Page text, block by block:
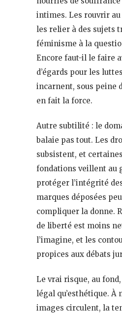
intimes. Les rouvrir
les relier à des sujets
féminisme à la
Encore faut-il le faire
d’égards pour les
incarnent, sous peine
en fait la force.
Autre subtilité : le
balaie pas tout. Les
subsistent, et
fondations veillent au
protéger l’intégrité
marques déposées
compliquer la donne.
de liberté est moins
l’imagine, et les
propices aux débats
Le vrai risque, au fond,
légal qu’esthétique. À
images circulent, la